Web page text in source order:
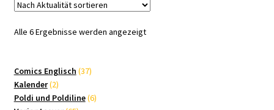
Alle 6 Ergebnisse werden angezeigtNach
Comics Englisch 3737
Kalender 22
Produkte
Poldi und Poldiline 66